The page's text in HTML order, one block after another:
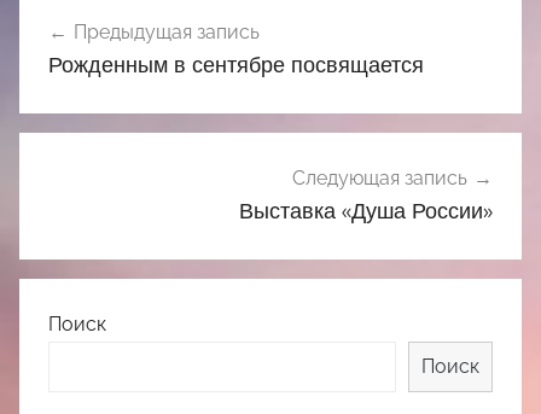
по
Предыдущая запись
Рожденным в сентябре посвящается
Следующая запись
Выставка «Душа России»
Поиск
Поиск